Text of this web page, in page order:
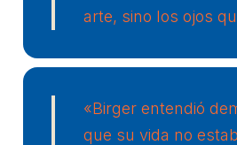
arte, sino los ojos
«Birger entendió
que su vida no